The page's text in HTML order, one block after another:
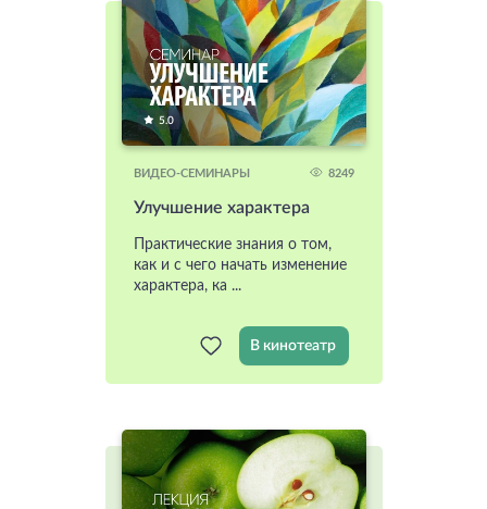
5.0
ВИДЕО-СЕМИНАРЫ 8249
Улучшение характера
Практические знания о том,
как и с чего начать изменение
характера, ка ...
В кинотеатр